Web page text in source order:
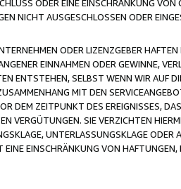
ODER EINE EINSCHRÄNKUNG
NICHT AUSGESCHLOSSEN ODER
ODER LIZENZGEBER
EINNAHMEN ODER GEWINNE,
ENTSTEHEN, SELBST WENN WIR AUF
MIT DEN
DEM ZEITPUNKT DES EREIGNISSES,
VERGÜTUNGEN. SIE VERZICHTEN
UNTERLASSUNGSKLAGE
EINSCHRÄNKUNG VON